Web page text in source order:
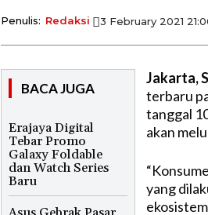
Penulis: Redaksi 3 February 2021
BACA JUGA
Erajaya Digital
Tebar Promo
Galaxy Foldable
dan Watch Series
Baru
Jakarta,
terbaru
tanggal
akan
yang